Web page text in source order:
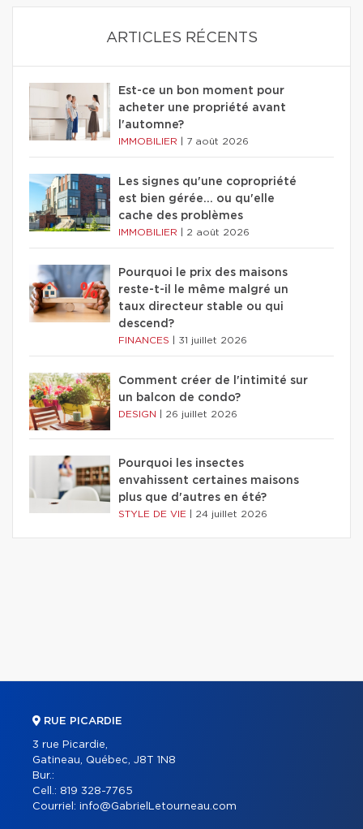
ARTICLES RÉCENTS
Est-ce un bon moment pour
acheter une propriété avant
l'automne?
IMMOBILIER 7 août 2026
Les signes qu'une copropriété
est bien gérée… ou qu'elle
cache des problèmes
IMMOBILIER 2 août 2026
Pourquoi le prix des maisons
reste-t-il le même malgré un
taux directeur stable ou qui
descend?
FINANCES 31 juillet 2026
Comment créer de l'intimité sur
un balcon de condo?
DESIGN 26 juillet 2026
Pourquoi les insectes
envahissent certaines maisons
plus que d'autres en été?
STYLE DE VIE 24 juillet 2026
RUE PICARDIE
3 rue Picardie,
Gatineau, Québec, J8T 1N8
Bur.:
Cell.: 819 328-7765
Courriel: info@GabrielLetourneau.com